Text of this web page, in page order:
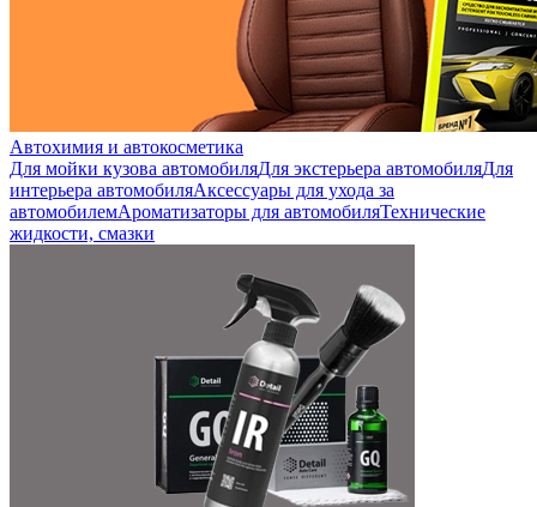
Автохимия и автокосметика
Для мойки кузова автомобиляДля экстерьера автомобиляДля
интерьера автомобиляАксессуары для ухода за
автомобилемАроматизаторы для автомобиляТехнические
жидкости, смазки